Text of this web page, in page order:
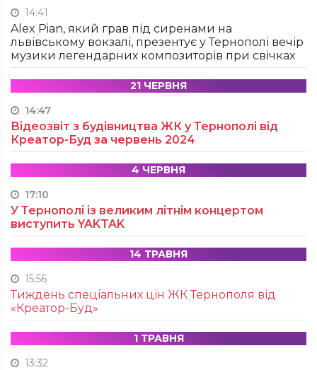
14:41
Alex Pian, який грав під сиренами на
львівському вокзалі, презентує у Тернополі вечір
музики легендарних композиторів при свічках
21 ЧЕРВНЯ
14:47
Відеозвіт з будівництва ЖК у Тернополі від
Креатор-Буд за червень 2024
4 ЧЕРВНЯ
17:10
У Тернополі із великим літнім концертом
виступить YAKTAK
14 ТРАВНЯ
15:56
Тиждень спеціальних цін ЖК Тернополя від
«Креатор-Буд»
1 ТРАВНЯ
13:32